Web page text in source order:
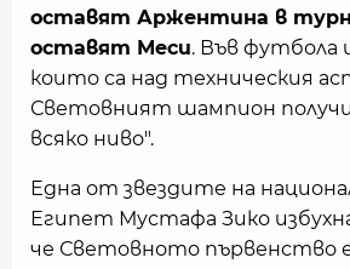
оставят Аржентина в
оставят Меси. Във футбола
които са над техническия
Световният шампион получи
всяко ниво".
Една от звездите на
Египет Мустафа Зико
че Световното първенство е